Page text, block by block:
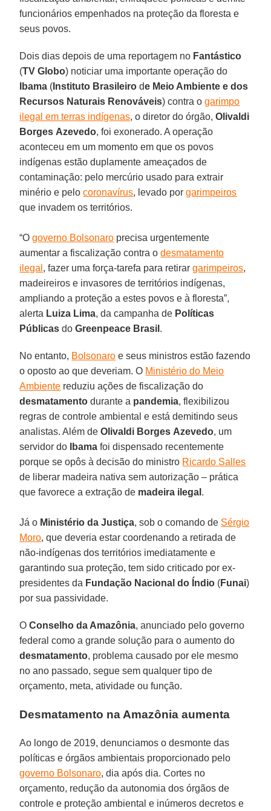
funcionários empenhados na proteção da floresta e
seus povos.
Dois dias depois de uma reportagem no Fantástico
(TV Globo) noticiar uma importante operação do
Ibama ( Instituto Brasileirode Meio Ambiente e dos
Recursos Naturais Renováveis) contra ogarimpo
ilegal em terras indígenas, o diretor do órgão,Olivaldi
Borges Azevedo, foi exonerado. A operação
aconteceu em um momento em que os povos
indígenas estão duplamente ameaçados de
contaminação: pelo mercúrio usado para extrair
minério e pelocoronavírus, levado porgarimpeiros
que invadem os territórios.
“Ogoverno Bolsonaro precisa urgentemente
aumentar a fiscalização contra odesmatamento
ilegal , fazer uma força-tarefa para retirargarimpeiros,
madeireiros e invasores de territórios indígenas,
ampliando a proteção a estes povos e à floresta”,
alerta Luiza Lima, da campanha de Políticas
Públicas doGreenpeace Brasil .
No entanto, Bolsonaro e seus ministros estão fazendo
o oposto ao que deveriam. O Ministério do Meio
Ambiente reduziu ações de fiscalização do
desmatamento durante a pandemia, flexibilizou
regras de controle ambiental e está demitindo seus
analistas. Além deOlivaldi Borges Azevedo, um
servidor do
Ibama foi dispensado recentemente
porque se opôs à decisão do ministro Ricardo Salles
de liberar madeira nativa sem autorização – prática
que favorece a extração de madeira ilegal .
Já o Ministério da Justiça, sob o comando de Sérgio
Moro, que deveria estar coordenando a retirada de
não-indígenas dos territórios imediatamente e
garantindo sua proteção, tem sido criticado por ex-
presidentes da Fundação Nacional do Índio (Funai)
por sua passividade.
OConselho da Amazônia, anunciado pelo governo
federal como a grande solução para o aumento do
desmatamento, problema causado por ele mesmo
no ano passado, segue sem qualquer tipo de
orçamento, meta, atividade ou função.
Desmatamento na Amazônia aumenta
Ao longo de 2019, denunciamos o desmonte das
políticas e órgãos ambientais proporcionado pelo
governo Bolsonaro, dia após dia. Cortes no
orçamento, redução da autonomia dos órgãos de
controle e proteção ambiental e inúmeros decretos e